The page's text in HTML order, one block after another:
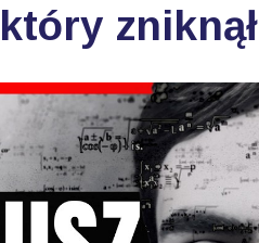
zniknął